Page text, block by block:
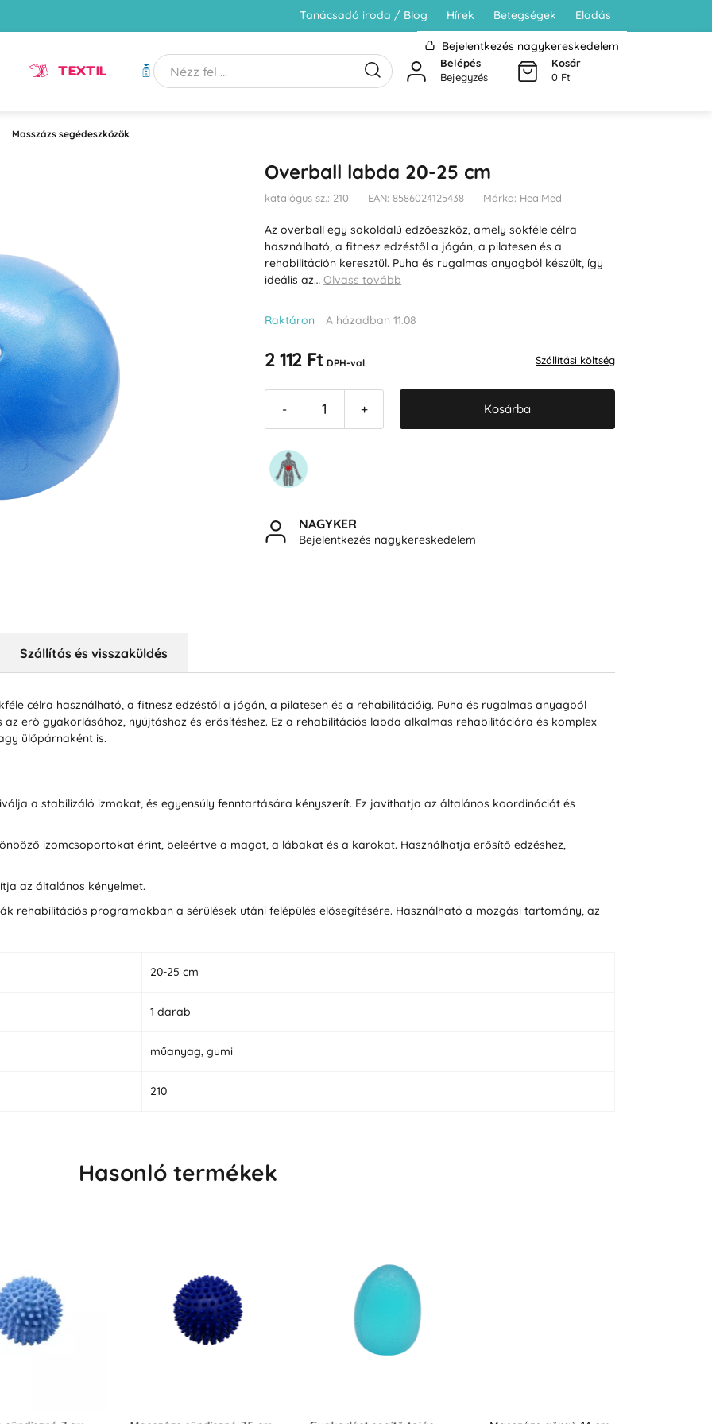
Tanácsadó iroda / Blog Hírek Betegségek Eladás
Bejelentkezés nagykereskedelem
TEXTIL HIGIÉNIA
Belépés
Bejegyzés
Kosár
0 Ft
Masszázs segédeszközök
Overball labda 20-25 cm
katalógus sz.: 210 EAN: 8586024125438 Márka: HealMed
Az overball egy sokoldalú edzőeszköz, amely sokféle célra
használható, a fitnesz edzéstől a jógán, a pilatesen és a
rehabilitáción keresztül. Puha és rugalmas anyagból készült, így
ideális az…Olvass tovább
Raktáron A házadban 11.08
2 112 Ft DPH-val Szállítási költség
- + Kosárba
NAGYKER
Bejelentkezés nagykereskedelem
Szállítás és visszaküldés
célra használható, a fitnesz edzéstől a jógán, a pilatesen és a rehabilitációig. Puha és rugalmas anyagból
erő gyakorlásához, nyújtáshoz és erősítéshez. Ez a rehabilitációs labda alkalmas rehabilitációra és komplex
ülőpárnaként is.
a stabilizáló izmokat, és egyensúly fenntartására kényszerít. Ez javíthatja az általános koordinációt és
izomcsoportokat érint, beleértve a magot, a lábakat és a karokat. Használhatja erősítő edzéshez,
az általános kényelmet.
rehabilitációs programokban a sérülések utáni felépülés elősegítésére. Használható a mozgási tartomány, az
20-25 cm
1 darab
műanyag, gumi
210
Hasonló termékek